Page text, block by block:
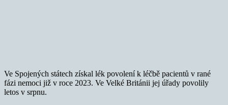
Ve Spojených státech získal lék povolení k léčbě pacientů v rané
fázi nemoci již v roce 2023. Ve Velké Británii jej úřady povolily
letos v srpnu.